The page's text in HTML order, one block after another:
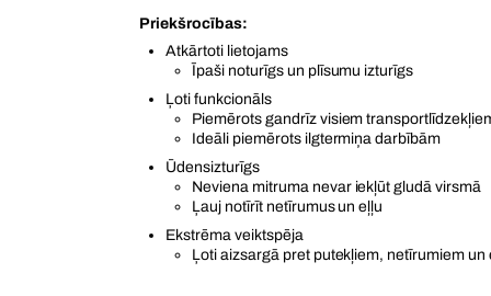
Priekšrocības:
Atkārtoti lietojams
Īpaši noturīgs un plīsumu izturīgs
Ļoti funkcionāls
Piemērots gandrīz visiem
Ideāli piemērots ilgtermiņa darbībām
Ūdensizturīgs
Neviena mitruma nevar iekļūt gludā virsmā
Ļauj notīrīt netīrumus un eļļu
Ekstrēma veiktspēja
Ļoti aizsargā pret putekļiem, netīrumiem un